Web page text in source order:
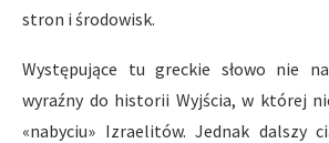
stron i środowisk.
Występujące tu greckie słowo nie
wyraźny do historii Wyjścia, w której
«nabyciu» Izraelitów. Jednak dalszy